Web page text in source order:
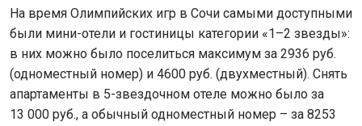
На время Олимпийских игр в Сочи самыми доступными
были мини-отели и гостиницы категории «1–2 звезды»:
в них можно было поселиться максимум за 2936 руб.
(одноместный номер) и 4600 руб. (двухместный). Снять
апартаменты в 5-звездочном отеле можно было за
13 000 руб., а обычный одноместный номер – за 8253